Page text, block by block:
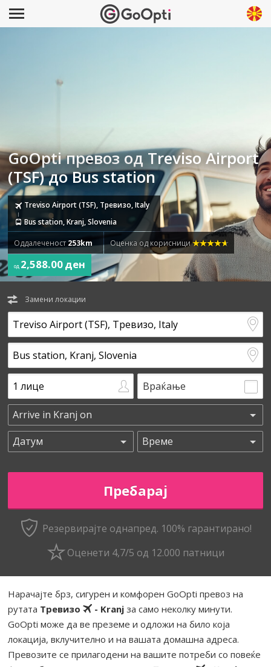
GoOpti превоз од Treviso Airport
(TSF) до Bus station
Treviso Airport (TSF), Тревизо, Italy
Bus station, Kranj, Slovenia
Оддалеченост 253km Оценка од корисници
од 2,588.00 ден
Замени локации
Враќање
Резервирајте однапред. 100% гарантирано!
Оценети 4,7/5 од 12.000 патници
Нарачајте брз, сигурен и комфорен GoOpti превоз на
рутата Тревизо - Kranj за само неколку минути.
GoOpti може да ве преземе и одложи на било која
локација, вклучително и на вашата домашна адреса.
Превозите се прилагодени на вашите потреби со повеќе